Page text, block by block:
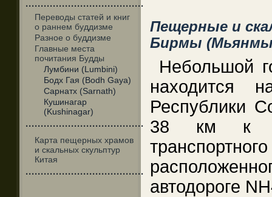
·······································
Переводы статей и книг
о раннем буддизме
Разное о буддизме
Главные места
почитания Будды
Лумбини (Lumbini)
Бодх Гая (Bodh Gaya)
Сарнатх (Sarnath)
Кушинагар
(Kushinagar)
·······································
Карта пещерных храмов
и скальных скульптур
Китая
·······································
Пещерные и
Бирмы
Небольшой
находится
Республики
38 км к
автодороге